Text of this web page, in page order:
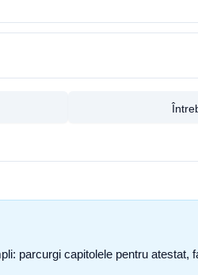
parcurgi capitolele pentru